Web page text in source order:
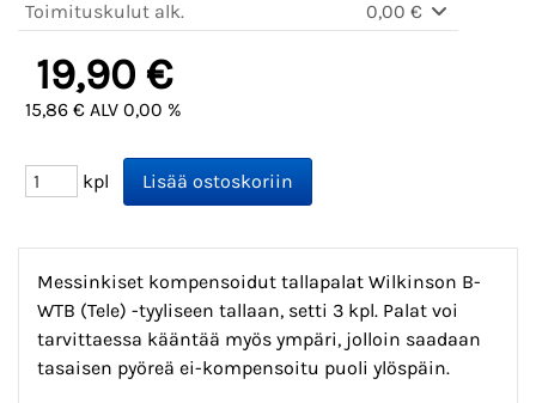
Toimituskulut alk.
0,00 €
19,90 €
15,86 € ALV 0,00 %
kpl
Messinkiset kompensoidut tallapalat Wilkinson B-
WTB (Tele) -tyyliseen tallaan, setti 3 kpl. Palat voi
tarvittaessa kääntää myös ympäri, jolloin saadaan
tasaisen pyöreä ei-kompensoitu puoli ylöspäin.